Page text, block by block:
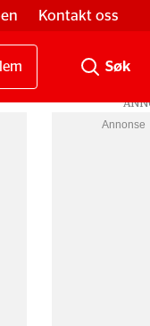
Kontakt oss
Annonse